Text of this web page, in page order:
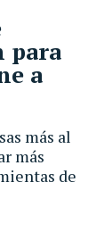
más al
más
de
para
a